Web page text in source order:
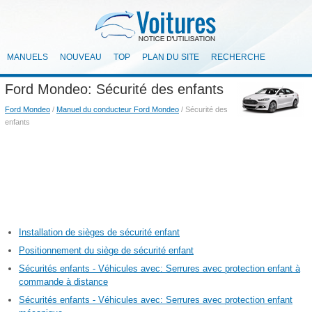
MANUELS NOUVEAU TOP PLAN DU SITE RECHERCHE
Ford Mondeo: Sécurité des enfants
Ford Mondeo / Manuel du conducteur Ford Mondeo / Sécurité des
enfants
Installation de sièges de sécurité enfant
Positionnement du siège de sécurité enfant
Sécurités enfants - Véhicules avec: Serrures avec protection enfant à
commande à distance
Sécurités enfants - Véhicules avec: Serrures avec protection enfant